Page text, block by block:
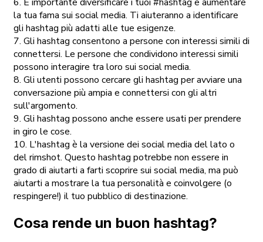
la tua fama sui social media. Ti aiuteranno a identificare
gli hashtag più adatti alle tue esigenze.
7. Gli hashtag consentono a persone con interessi simili di
connettersi. Le persone che condividono interessi simili
possono interagire tra loro sui social media.
8. Gli utenti possono cercare gli hashtag per avviare una
conversazione più ampia e connettersi con gli altri
sull'argomento.
9. Gli hashtag possono anche essere usati per prendere
in giro le cose.
10. L'hashtag è la versione dei social media del lato o
del rimshot. Questo hashtag potrebbe non essere in
grado di aiutarti a farti scoprire sui social media, ma può
aiutarti a mostrare la tua personalità e coinvolgere (o
respingere!) il tuo pubblico di destinazione.
Cosa rende un buon hashtag?